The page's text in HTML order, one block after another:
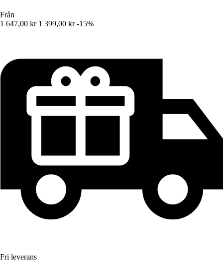
Från
1 647,00 kr 1 399,00 kr -15%
Fri leverans